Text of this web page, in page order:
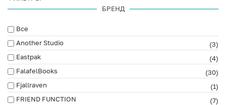
БРЕНД
Все
Another Studio
(3)
Eastpak
(4)
FalafelBooks
(30)
Fjallraven
(1)
FRIEND FUNCTION
(7)